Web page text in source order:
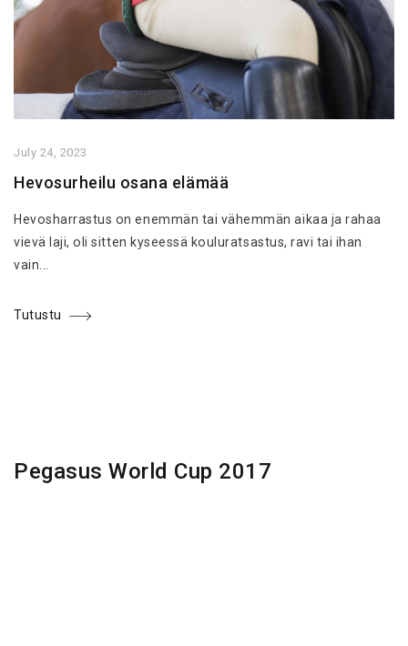
July 24, 2023
Hevosurheilu osana elämää
Hevosharrastus on enemmän tai vähemmän aikaa ja rahaa
vievä laji, oli sitten kyseessä kouluratsastus, ravi tai ihan
vain...
Tutustu
Pegasus World Cup 2017